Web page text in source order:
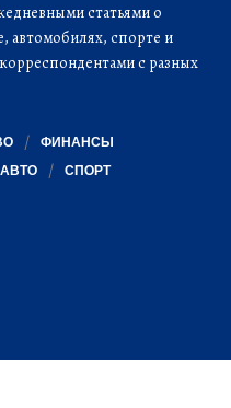
статьями о
автомобилях, спорте и
с разных
ФИНАНСЫ
АВТО СПОРТ